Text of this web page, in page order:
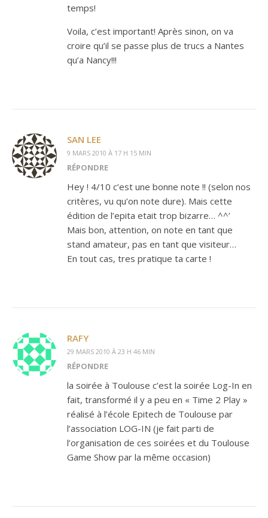
temps!
Voila, c’est important! Après sinon, on va
croire qu’il se passe plus de trucs a Nantes
qu’a Nancy!!!
SAN LEE
9 MARS 2010 À 17 H 15 MIN
RÉPONDRE
Hey ! 4/10 c’est une bonne note !! (selon nos
critères, vu qu’on note dure). Mais cette
édition de l’epita etait trop bizarre… ^^’
Mais bon, attention, on note en tant que
stand amateur, pas en tant que visiteur…
En tout cas, tres pratique ta carte !
RAFY
29 MARS 2010 À 23 H 46 MIN
RÉPONDRE
la soirée à Toulouse c’est la soirée Log-In en
fait, transformé il y a peu en « Time 2 Play »
réalisé à l’école Epitech de Toulouse par
l’association LOG-IN (je fait parti de
l’organisation de ces soirées et du Toulouse
Game Show par la même occasion)